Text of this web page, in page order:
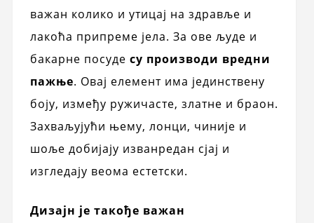
важан колико и утицај на здравље и
лакоћа припреме јела. За ове људе и
бакарне посуде су производи вредни
пажње. Овај елемент има јединствену
боју, између ружичасте, златне и браон.
Захваљујући њему, лонци, чиније и
шоље добијају изванредан сјај и
изгледају веома естетски.
Дизајн је такође важан